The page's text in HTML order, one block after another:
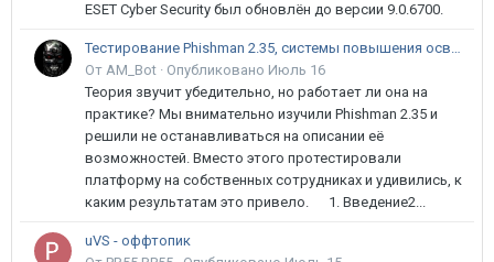
ESET Cyber Security был обновлён до версии 9.0.6700.
Тестирование Phishman 2.35, системы повышения осведомлённости пользователей в сфере ИБ
От AM_Bot · Опубликовано Июль 16
Теория звучит убедительно, но работает ли она на
практике? Мы внимательно изучили Phishman 2.35 и
решили не останавливаться на описании её
возможностей. Вместо этого протестировали
платформу на собственных сотрудниках и удивились, к
каким результатам это привело. 1. Введение2...
uVS - оффтопик